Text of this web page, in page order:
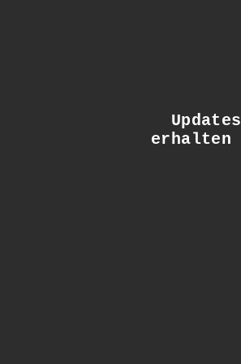
Updates
erhalten